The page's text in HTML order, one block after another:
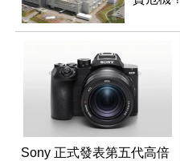
Sony 正式發表第五代高倍